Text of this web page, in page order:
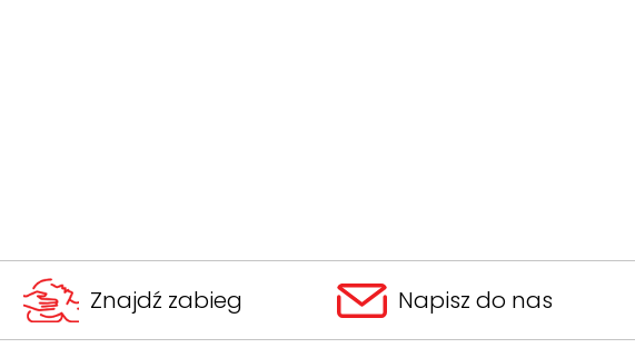
Znajdź zabieg Napisz do nas